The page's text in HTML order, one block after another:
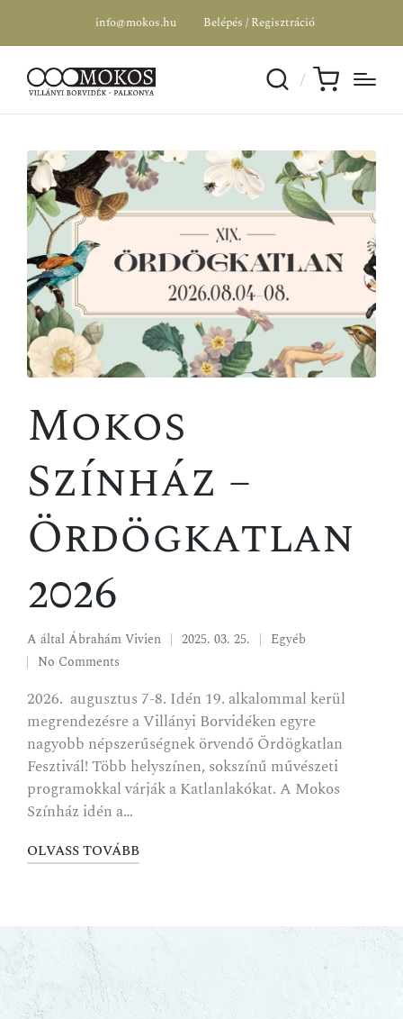
info@mokos.hu Belépés / Regisztráció
Mokos
Színház –
Ördögkatlan
2026
A általÁbrahám Vivien 2025. 03. 25.
Egyéb
No Comments
2026. augusztus 7-8. Idén 19. alkalommal kerül
megrendezésre a Villányi Borvidéken egyre
nagyobb népszerűségnek örvendő Ördögkatlan
Fesztivál! Több helyszínen, sokszínű művészeti
programokkal várják a Katlanlakókat. A Mokos
Színház idén a…
OLVASS TOVÁBB